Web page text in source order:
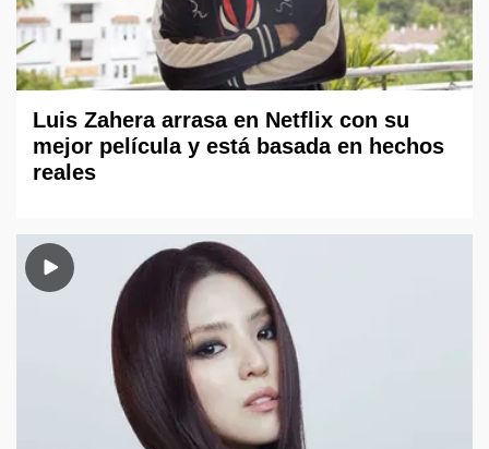
Luis Zahera arrasa en Netflix con su
mejor película y está basada en hechos
reales